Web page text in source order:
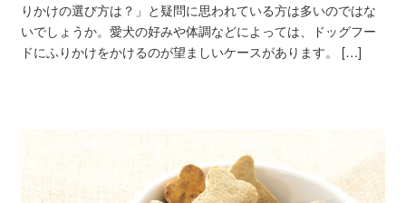
りかけの選び方は？」と疑問に思われている方は多いのではな
いでしょうか。愛犬の好みや体調などによっては、ドッグフー
ドにふりかけをかけるのが望ましいケースがあります。 […]